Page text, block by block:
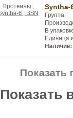
Syntha-
Группа:
В
Единица
Наличие:
Показать
Показать